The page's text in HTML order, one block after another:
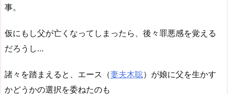
事。
仮にもし父が亡くなってしまったら、後々罪悪感を覚える
だろうし…
諸々を踏まえると、エース（妻夫木聡）が娘に父を生かす
かどうかの選択を委ねたのも